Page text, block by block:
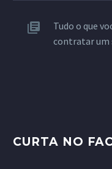
Tudo o que
contratar um
CURTA NO